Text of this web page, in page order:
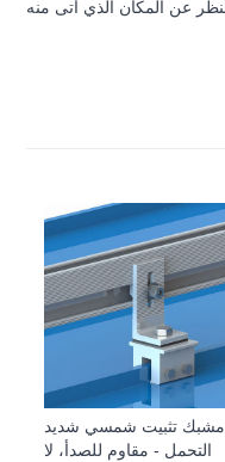
مشبك تثبيت شمسي شديد
التحمل - مقاوم للصدأ، لا